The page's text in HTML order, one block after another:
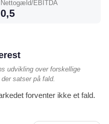
Nettogæld/EBITDA
0,5
udvikling over forskellige
satser på fald.
forventer ikke et fald.